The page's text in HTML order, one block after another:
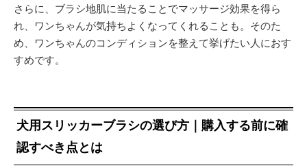
さらに、ブラシ地肌に当たることでマッサージ効果を得ら
れ、ワンちゃんが気持ちよくなってくれることも。そのた
め、ワンちゃんのコンディションを整えて挙げたい人におす
すめです。
犬用スリッカーブラシの選び方｜購入する前に確
認すべき点とは